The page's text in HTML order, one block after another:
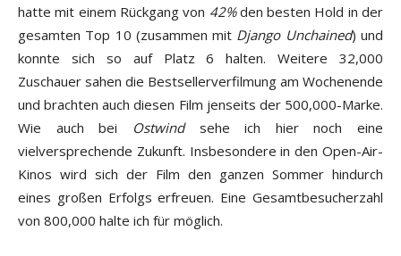
hatte mit einem Rückgang von 42%den besten Hold in der
gesamten Top 10 (zusammen mit Django Unchained) und
konnte sich so auf Platz 6 halten. Weitere 32,000
Zuschauer sahen die Bestsellerverfilmung am Wochenende
und brachten auch diesen Film jenseits der 500,000-Marke.
Wie auch bei
Ostwindsehe ich hier noch eine
vielversprechende Zukunft. Insbesondere in den Open-Air-
Kinos wird sich der Film den ganzen Sommer hindurch
eines großen Erfolgs erfreuen. Eine Gesamtbesucherzahl
von 800,000 halte ich für möglich.